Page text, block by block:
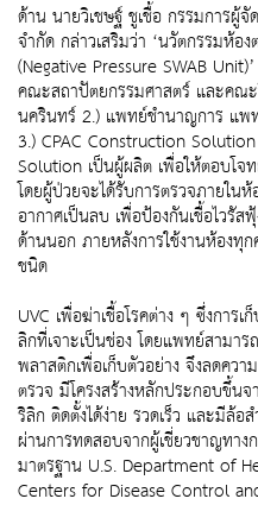
ด้าน นายวิเชษฐ์ ชูเชื้อ กรรมการผู้
จำกัด กล่าวเสริมว่า ‘นวัตกรรมห้อ
(Negative Pressure SWAB
คณะสถาปัตยกรรมศาสตร์ และคณ
นครินทร์ 2.) แพทย์ชำนาญการ แพท
3.) CPAC Construction
Solution เป็นผู้ผลิต เพื่อให้ตอบโจ
โดยผู้ป่วยจะได้รับการตรวจภายใน
อากาศเป็นลบ เพื่อป้องกันเชื้อไวรั
ด้านนอก ภายหลังการใช้งานห้องทุ
ชนิด
UVC เพื่อฆ่าเชื้อโรคต่าง ๆ ซึ่งการ
ลิกที่เจาะเป็นช่อง โดยแพทย์สามา
พลาสติกเพื่อเก็บตัวอย่าง จึงลดควา
ตรวจ มีโครงสร้างหลักประกอบขึ้
ริลิก ติดตั้งได้ง่าย รวดเร็ว และมีล้
ผ่านการทดสอบจากผู้เชี่ยวชาญทาง
มาตรฐาน U.S. Department of
Centers for Disease Control